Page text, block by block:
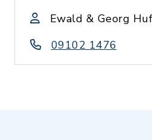
Ewald & Georg
09102 1476